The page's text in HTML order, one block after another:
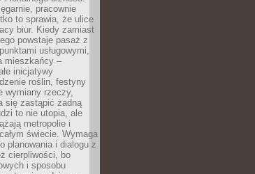
pracownie
to sprawia, że ulice
biur. Kiedy zamiast
powstaje pasaż z
usługowymi,
mieszkańcy –
inicjatywy
roślin, festyny
wymiany rzeczy,
się zastąpić żadną
to nie utopia, ale
metropolie i
świecie. Wymaga
planowania i dialogu z
cierpliwości, bo
i sposobu